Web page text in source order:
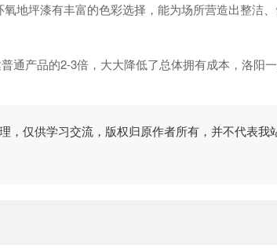
坪漆有丰富的色彩选择，能为场所营造出整洁
产品的2-3倍，大大降低了总体拥有成本，洛阳
，仅供学习交流，版权归原作者所有，并不代表